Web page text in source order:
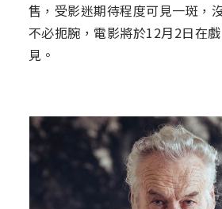
售，受影迷期待程度可見一斑，
不必扼腕，電影將於12月2日在
見。